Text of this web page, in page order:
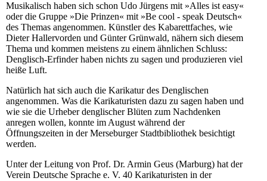
Musikalisch haben sich schon Udo Jürgens mit »Alles ist easy«
oder die Gruppe »Die Prinzen« mit »Be cool - speak Deutsch«
des Themas angenommen. Künstler des Kabarettfaches, wie
Dieter Hallervorden und Günter Grünwald, nähern sich diesem
Thema und kommen meistens zu einem ähnlichen Schluss:
Denglisch-Erfinder haben nichts zu sagen und produzieren viel
heiße Luft.
Natürlich hat sich auch die Karikatur des Denglischen
angenommen. Was die Karikaturisten dazu zu sagen haben und
wie sie die Urheber denglischer Blüten zum Nachdenken
anregen wollen, konnte im August während der
Öffnungszeiten in der Merseburger Stadtbibliothek besichtigt
werden.
Unter der Leitung von Prof. Dr. Armin Geus (Marburg) hat der
Verein Deutsche Sprache e. V. 40 Karikaturisten in der